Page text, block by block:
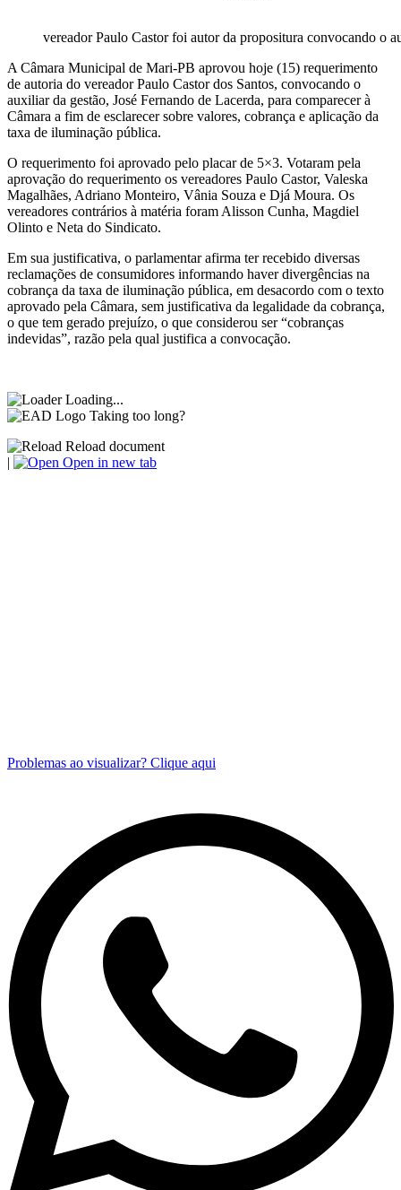
vereador Paulo Castor foi autor da propositura convocando o
A Câmara Municipal de Mari-PB aprovou hoje (15) requerimento
de autoria do vereador Paulo Castor dos Santos, convocando o
auxiliar da gestão, José Fernando de Lacerda, para comparecer à
Câmara a fim de esclarecer sobre valores, cobrança e aplicação da
taxa de iluminação pública.
O requerimento foi aprovado pelo placar de 5×3. Votaram pela
aprovação do requerimento os vereadores Paulo Castor, Valeska
Magalhães, Adriano Monteiro, Vânia Souza e Djá Moura. Os
vereadores contrários à matéria foram Alisson Cunha, Magdiel
Olinto e Neta do Sindicato.
Em sua justificativa, o parlamentar afirma ter recebido diversas
reclamações de consumidores informando haver divergências na
cobrança da taxa de iluminação pública, em desacordo com o texto
aprovado pela Câmara, sem justificativa da legalidade da cobrança,
o que tem gerado prejuízo, o que considerou ser “cobranças
indevidas”, razão pela qual justifica a convocação.
Loading...
Taking too long?
Reload document
|
Open in new tab
Problemas ao visualizar? Clique aqui